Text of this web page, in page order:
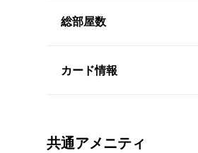
総部屋数
カード情報
共通アメニティ